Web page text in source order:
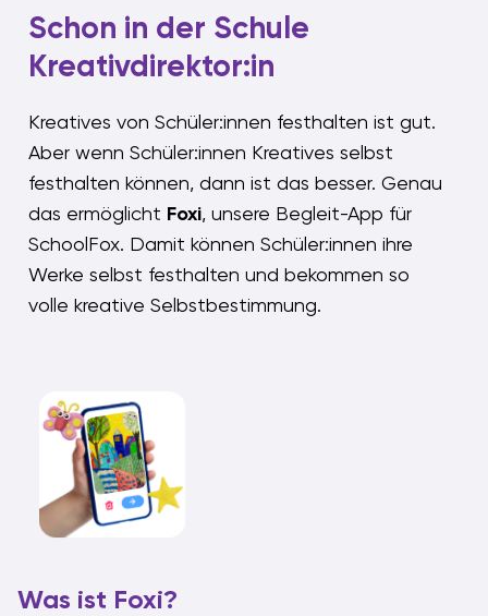
Schon in der Schule
Kreativdirektor:in
Kreatives von Schüler:innen festhalten ist gut.
Aber wenn Schüler:innen Kreatives selbst
festhalten können, dann ist das besser. Genau
das ermöglicht Foxi, unsere Begleit-App für
SchoolFox. Damit können Schüler:innen ihre
Werke selbst festhalten und bekommen so
volle kreative Selbstbestimmung.
Was ist Foxi?